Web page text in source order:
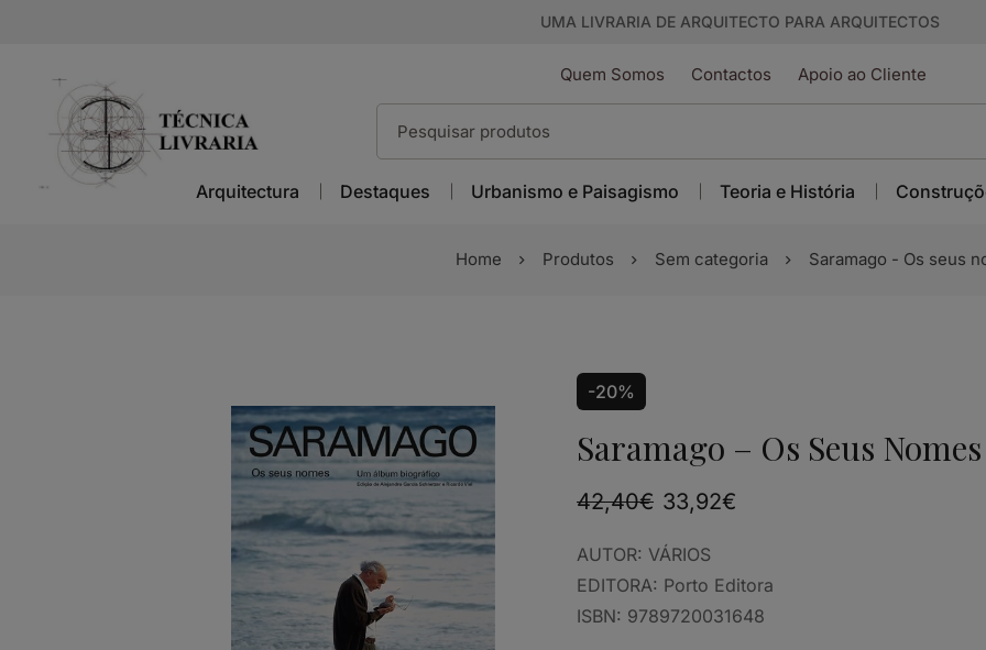
UMA LIVRARIA DE ARQUITECTO PARA ARQUITECTOS
Quem Somos Contactos Apoio ao Cliente
Arquitectura Destaques Urbanismo e Paisagismo Teoria e História
Home Produtos Sem categoria Saramago - Os seus
-20%
Saramago – Os Seus Nomes
42,40€ 33,92€
AUTOR: VÁRIOS
EDITORA: Porto Editora
ISBN: 9789720031648